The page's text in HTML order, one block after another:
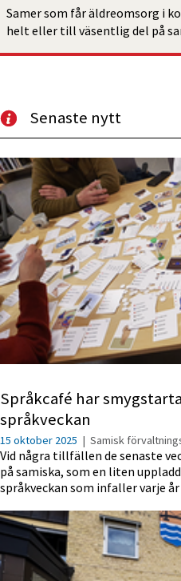
Samer som får äldreomsorg i
helt eller till väsentlig del på
Senaste nytt
Språkcafé har
språkveckan
15 oktober 2025 | Samisk
Vid några tillfällen de senaste
på samiska, som en liten
språkveckan som infaller varje år